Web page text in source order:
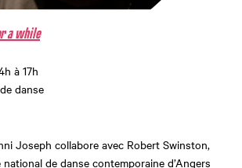
a while
à 17h
danse
Joseph collabore avec Robert Swinston,
de danse contemporaine d’Angers